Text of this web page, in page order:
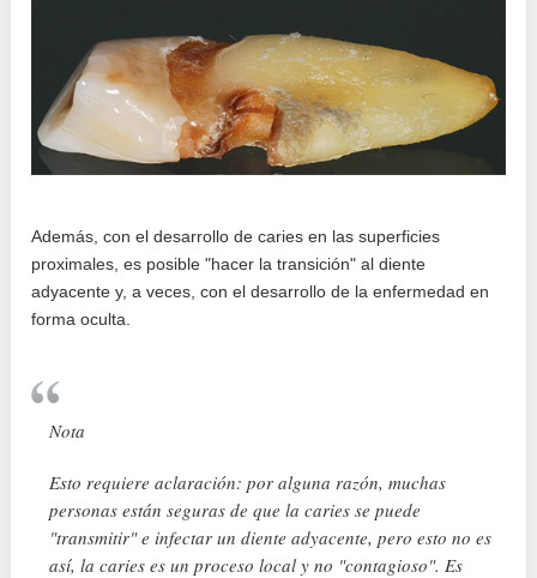
Además, con el desarrollo de caries en las superficies
proximales, es posible "hacer la transición" al diente
adyacente y, a veces, con el desarrollo de la enfermedad en
forma oculta.
Nota
Esto requiere aclaración: por alguna razón, muchas
personas están seguras de que la caries se puede
"transmitir" e infectar un diente adyacente, pero esto no es
así, la caries es un proceso local y no "contagioso". Es